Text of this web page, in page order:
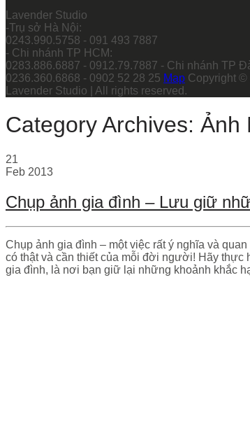
Lavender Studio
-Trụ sở Hà Nội:
0243.990.5758 - 091 493 7887
- Chi nhánh TP HCM:
0283.886.6887 - 0912.79.7887 - Chi nhánh TP
0236.360.6868 - 0902 52 28 25 Map Copyright ©
Lavender Studio | All rights reserved.
Category Archives: Ảnh
21
Feb 2013
Chụp ảnh gia đình – Lưu giữ
Chụp ảnh gia đình – một việc rất ý nghĩa và
có thật và cần thiết của mỗi đời người! Hãy
gia đình, là nơi bạn giữ lại những khoảnh khắc